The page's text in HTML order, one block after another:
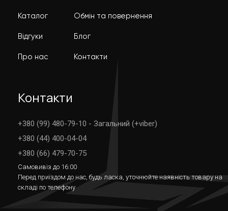
Каталог
Відгуки
Про нас
Обмін та повернення
Блог
Контакти
Контакти
+380 (99) 480-79-10 - Загальний (+viber)
+380 (44) 400-04-04
+380 (66) 479-70-75
Самовивіз до 16:00
Перед приїздом до нас, будь ласка, уточнюйте наявність товару на
складі по телефону